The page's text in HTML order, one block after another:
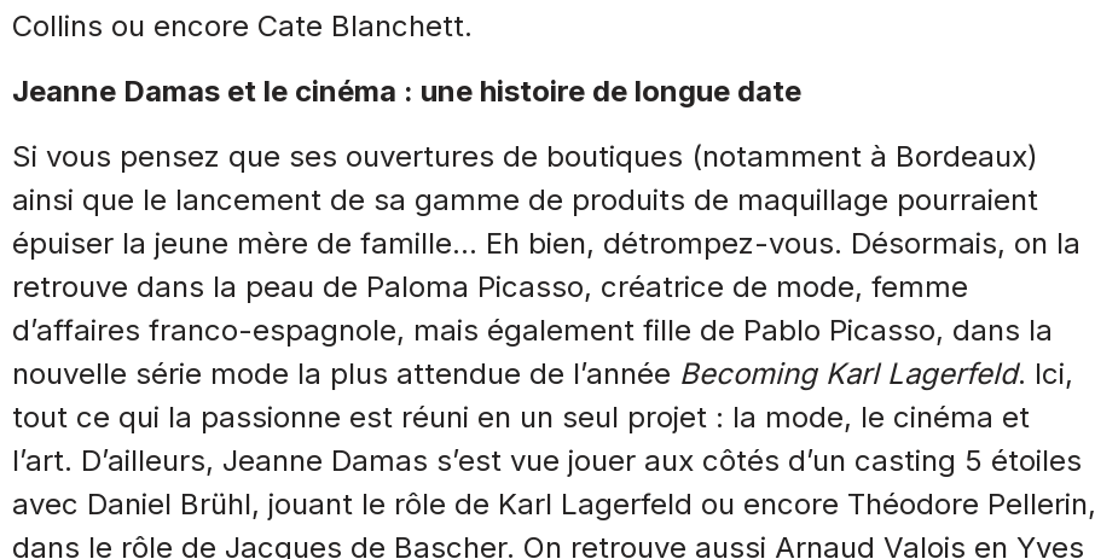
Collins ou encore Cate Blanchett.
Jeanne Damas et le cinéma : une histoire de longue date
Si vous pensez que ses ouvertures de boutiques (notamment à Bordeaux)
ainsi que le lancement de sa gamme de produits de maquillage pourraient
épuiser la jeune mère de famille… Eh bien, détrompez-vous. Désormais, on la
retrouve dans la peau de Paloma Picasso, créatrice de mode, femme
d’affaires franco-espagnole, mais également fille de Pablo Picasso, dans la
nouvelle série mode la plus attendue de l’année Becoming Karl Lagerfeld. Ici,
tout ce qui la passionne est réuni en un seul projet : la mode, le cinéma et
l’art. D’ailleurs, Jeanne Damas s’est vue jouer aux côtés d’un casting 5 étoiles
avec Daniel Brühl, jouant le rôle de Karl Lagerfeld ou encore Théodore Pellerin,
dans le rôle de Jacques de Bascher. On retrouve aussi Arnaud Valois en Yves